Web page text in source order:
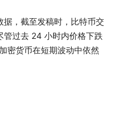
，截至发稿时，比特币交
过去 24 小时内价格下跌
密货币在短期波动中依然